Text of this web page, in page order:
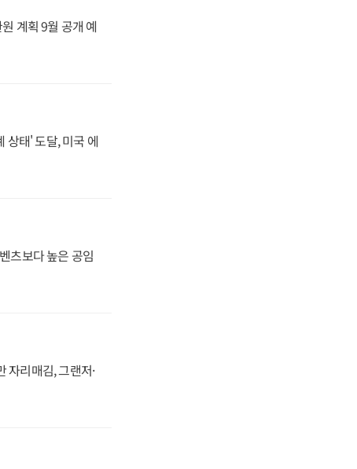
계획 9월 공개 예
상태' 도달, 미국 에
츠보다 높은 공임
자리매김, 그랜저·